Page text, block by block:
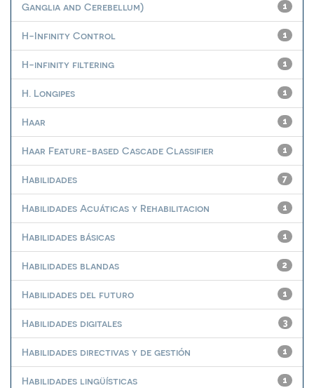
Ganglia and Cerebellum)
1
H-Infinity Control 1
H-infinity filtering 1
H. Longipes 1
Haar 1
Haar Feature-based Cascade Classifier 1
Habilidades 7
Habilidades Acuáticas y Rehabilitacion 1
Habilidades básicas 1
Habilidades blandas 2
Habilidades del futuro 1
Habilidades digitales 3
Habilidades directivas y de gestión 1
Habilidades lingüísticas 1